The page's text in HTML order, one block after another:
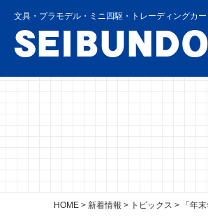
文具・プラモデル・ミニ四駆・トレーディングカー
HOME >新着情報 > トピックス > 「年